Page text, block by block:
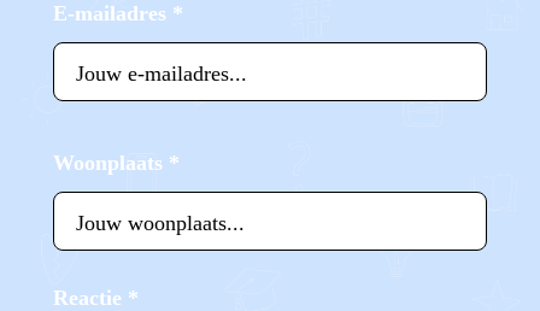
E-mailadres *
Woonplaats *
Reactie *